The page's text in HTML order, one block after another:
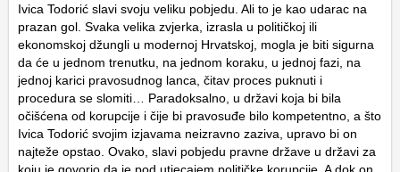
Ivica Todorić slavi svoju veliku pobjedu. Ali to je kao udarac na
prazan gol. Svaka velika zvjerka, izrasla u političkoj ili
ekonomskoj džungli u modernoj Hrvatskoj, mogla je biti sigurna
da će u jednom trenutku, na jednom koraku, u jednoj fazi, na
jednoj karici pravosudnog lanca, čitav proces puknuti i
procedura se slomiti… Paradoksalno, u državi koja bi bila
očišćena od korupcije i čije bi pravosuđe bilo kompetentno, a što
Ivica Todorić svojim izjavama neizravno zaziva, upravo bi on
najteže opstao. Ovako, slavi pobjedu pravne države u državi za
koju je govorio da je pod utjecajem političke korupcije. A dok on